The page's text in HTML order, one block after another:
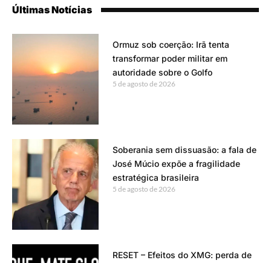
Últimas Notícias
Ormuz sob coerção: Irã tenta
transformar poder militar em
autoridade sobre o Golfo
5 de agosto de 2026
Soberania sem dissuasão: a fala de
José Múcio expõe a fragilidade
estratégica brasileira
5 de agosto de 2026
RESET – Efeitos do XMG: perda de